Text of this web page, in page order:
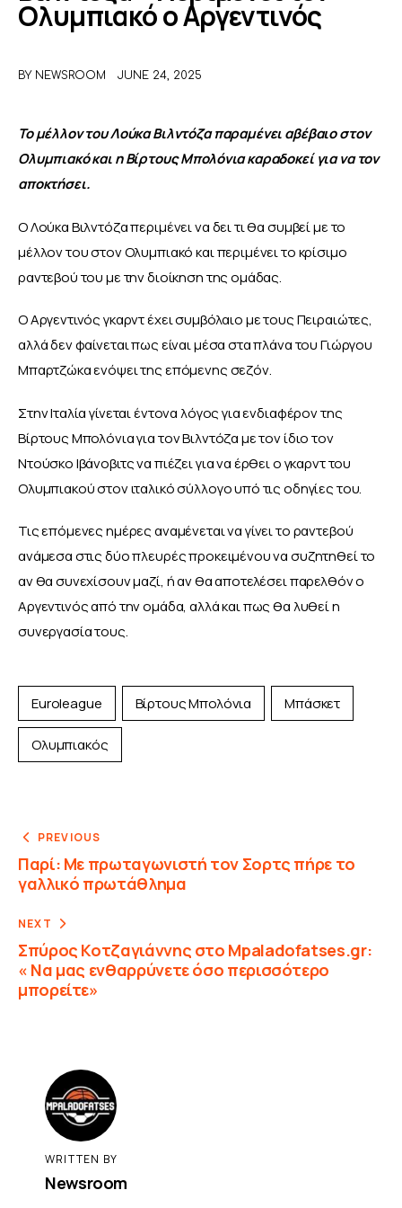
Ολυμπιακό ο Αργεντινός
BY NEWSROOM JUNE 24, 2025
Το μέλλον του Λούκα Βιλντόζα παραμένει αβέβαιο στον
Ολυμπιακό και η Βίρτους Μπολόνια καραδοκεί για να τον
αποκτήσει.
Ο Λούκα Βιλντόζα περιμένει να δει τι θα συμβεί με το
μέλλον του στον Ολυμπιακό και περιμένει το κρίσιμο
ραντεβού του με την διοίκηση της ομάδας.
Ο Αργεντινός γκαρντ έχει συμβόλαιο με τους Πειραιώτες,
αλλά δεν φαίνεται πως είναι μέσα στα πλάνα του Γιώργου
Μπαρτζώκα ενόψει της επόμενης σεζόν.
Στην Ιταλία γίνεται έντονα λόγος για ενδιαφέρον της
Βίρτους Μπολόνια για τον Βιλντόζα με τον ίδιο τον
Ντούσκο Ιβάνοβιτς να πιέζει για να έρθει ο γκαρντ του
Ολυμπιακού στον ιταλικό σύλλογο υπό τις οδηγίες του.
Τις επόμενες ημέρες αναμένεται να γίνει το ραντεβού
ανάμεσα στις δύο πλευρές προκειμένου να συζητηθεί το
αν θα συνεχίσουν μαζί, ή αν θα αποτελέσει παρελθόν ο
Αργεντινός από την ομάδα, αλλά και πως θα λυθεί η
συνεργασία τους.
Euroleague Βίρτους Μπολόνια Μπάσκετ
Ολυμπιακός
PREVIOUS
Παρί: Με πρωταγωνιστή τον Σορτς πήρε το
γαλλικό πρωτάθλημα
NEXT
Σπύρος Κοτζαγιάννης στο Mpaladofatses.gr:
« Να μας ενθαρρύνετε όσο περισσότερο
μπορείτε»
WRITTEN BY
Newsroom